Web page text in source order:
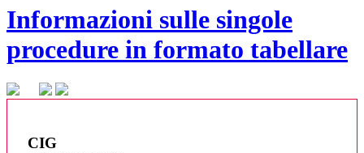
Informazioni sulle singole
procedure in formato tabellare
CIG